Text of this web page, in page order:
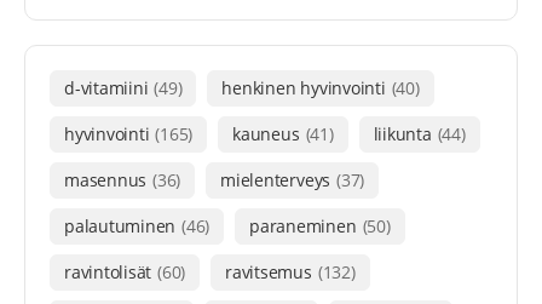
d-vitamiini (49) henkinen hyvinvointi (40)
hyvinvointi (165) kauneus (41) liikunta (44)
masennus (36) mielenterveys (37)
palautuminen (46) paraneminen (50)
ravintolisät (60) ravitsemus (132)